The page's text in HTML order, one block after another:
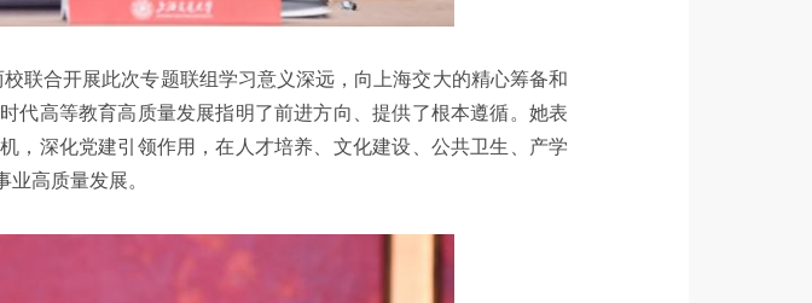
联合开展此次专题联组学习意义深远，向上海交大的精心筹备和
代高等教育高质量发展指明了前进方向、提供了根本遵循。她表
，深化党建引领作用，在人才培养、文化建设、公共卫生、产学
高质量发展。